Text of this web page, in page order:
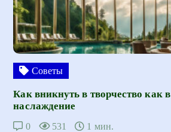
Советы
Как вникнуть в творчество как в
наслаждение
0 531 1 мин.